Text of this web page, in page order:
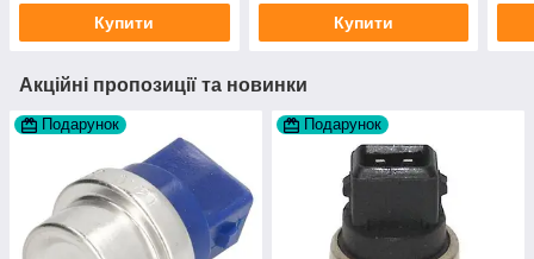
Купити Купити
Акційні пропозиції та новинки
Подарунок Подарунок